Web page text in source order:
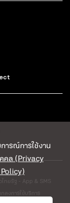
ารณ์การใช้งาน
คล (Privacy
ไทยรัฐ - App & SMS
ลงการใช้บริการ